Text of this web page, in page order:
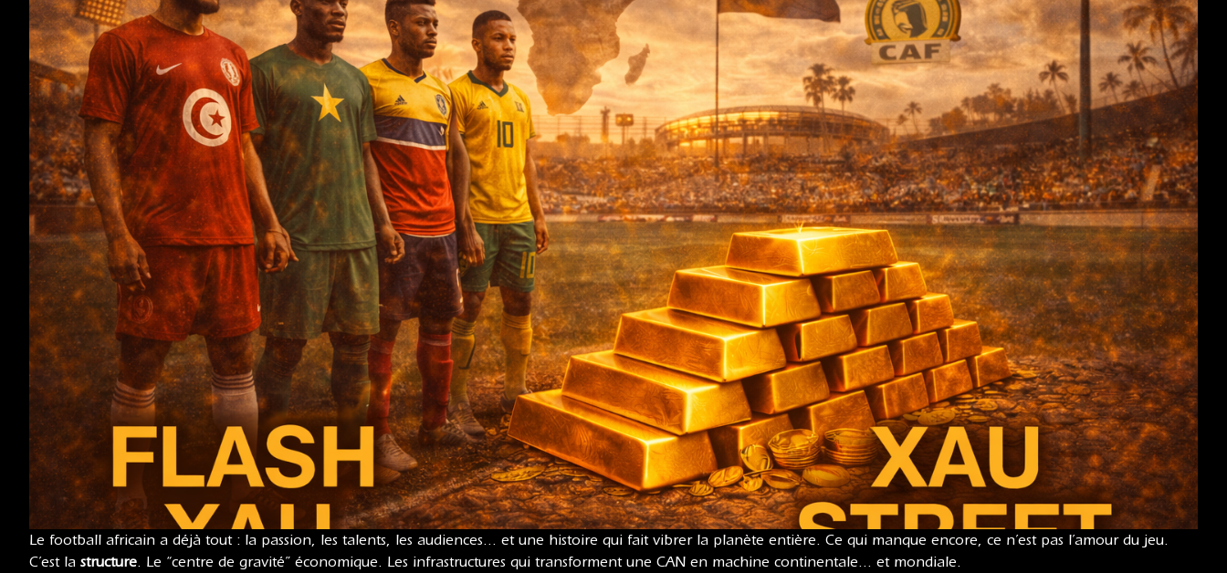
Le football africain a déjà tout : la passion, les talents, les audiences… et une histoire qui fait vibrer la planète entière. Ce qui manque encore, ce n’est pas l’amour du jeu.
C’est la structure. Le “centre de gravité” économique. Les infrastructures qui transforment une CAN en machine continentale… et mondiale.